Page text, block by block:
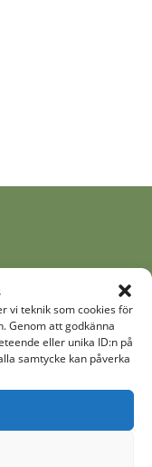
vi teknik som cookies för
Genom att godkänna
eller unika ID:n på
samtycke kan påverka